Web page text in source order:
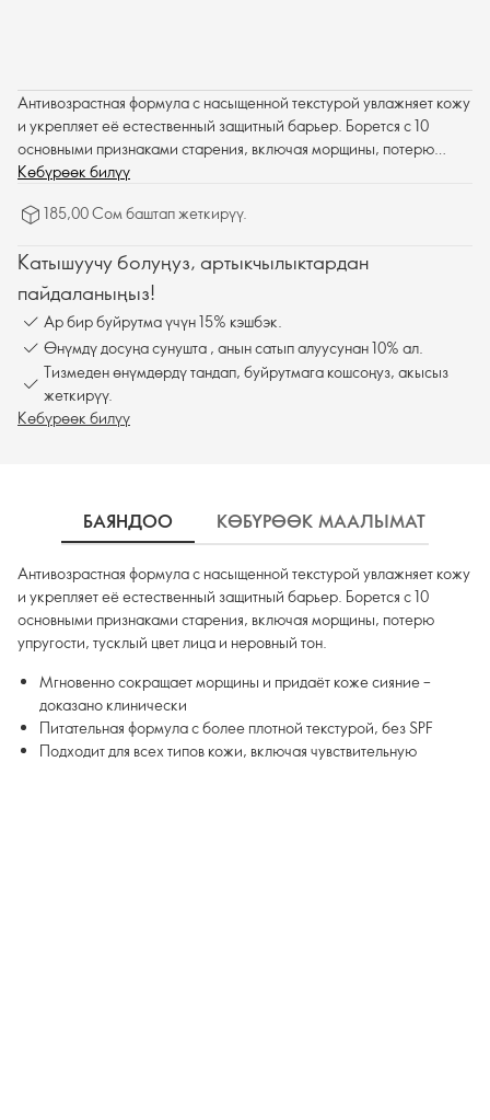
Антивозрастная формула с насыщенной текстурой увлажняет кожу
и укрепляет её естественный защитный барьер. Борется с 10
основными признаками старения, включая морщины, потерю
упругости, тусклый цвет лица и неровный тон.
Көбүрөөк билүү
185,00 Сом баштап жеткирүү.
Катышуучу болуңуз, артыкчылыктардан
пайдаланыңыз!
Ар бир буйрутма үчүн 15% кэшбэк.
Өнүмдү досуңа сунушта , анын сатып алуусунан 10% ал.
Тизмеден өнүмдөрдү тандап, буйрутмага кошсоңуз, акысыз
жеткирүү.
Көбүрөөк билүү
БАЯНДОО КӨБҮРӨӨК МААЛЫМАТ
Антивозрастная формула с насыщенной текстурой увлажняет кожу
и укрепляет её естественный защитный барьер. Борется с 10
основными признаками старения, включая морщины, потерю
упругости, тусклый цвет лица и неровный тон.
Мгновенно сокращает морщины и придаёт коже сияние –
доказано клинически
Питательная формула с более плотной текстурой, без SPF
Подходит для всех типов кожи, включая чувствительную